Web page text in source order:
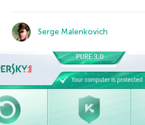
Serge Malenkovich